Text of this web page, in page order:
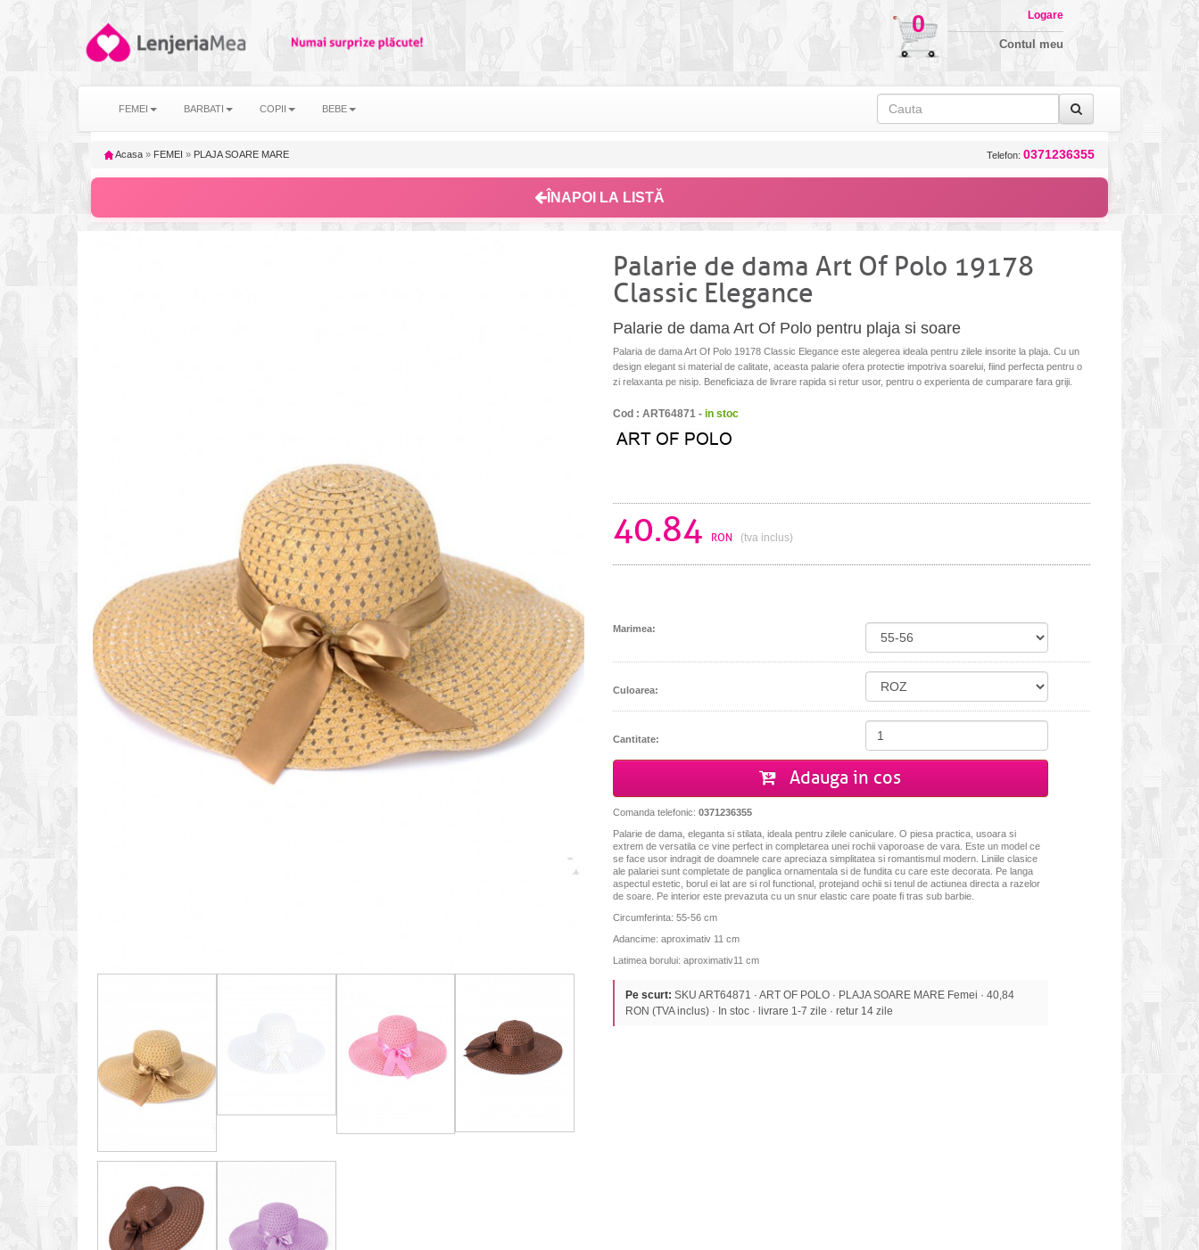
0 Logare
Contul meu
FEMEI BARBATI COPII BEBE
Acasa » FEMEI » PLAJA SOARE MARE Telefon: 0371236355
ÎNAPOI LA LISTĂ
Palarie de dama Art Of Polo 19178
Classic Elegance
Palarie de dama Art Of Polo pentru plaja si soare
Palaria de dama Art Of Polo 19178 Classic Elegance este alegerea ideala pentru zilele insorite la plaja. Cu un
design elegant si material de calitate, aceasta palarie ofera protectie impotriva soarelui, fiind perfecta pentru o
zi relaxanta pe nisip. Beneficiaza de livrare rapida si retur usor, pentru o experienta de cumparare fara griji.
Cod : ART64871 - in stoc
40.84 RON (tva inclus)
Marimea:
Culoarea:
Cantitate:
Adauga in cos
Comanda telefonic: 0371236355
Palarie de dama, eleganta si stilata, ideala pentru zilele caniculare. O piesa practica, usoara si
extrem de versatila ce vine perfect in completarea unei rochii vaporoase de vara. Este un model ce
se face usor indragit de doamnele care apreciaza simplitatea si romantismul modern. Liniile clasice
ale palariei sunt completate de panglica ornamentala si de fundita cu care este decorata. Pe langa
aspectul estetic, borul ei lat are si rol functional, protejand ochii si tenul de actiunea directa a razelor
de soare. Pe interior este prevazuta cu un snur elastic care poate fi tras sub barbie.
Circumferinta: 55-56 cm
Adancime: aproximativ 11 cm
Latimea borului: aproximativ11 cm
Pe scurt: SKU ART64871 · ART OF POLO · PLAJA SOARE MARE Femei · 40,84
RON (TVA inclus) · In stoc · livrare 1-7 zile · retur 14 zile